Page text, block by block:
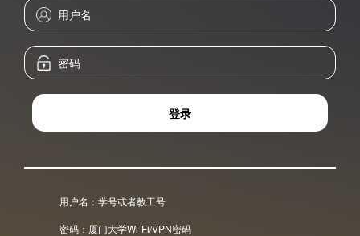
登录
用户名：学号或者教工号
密码：厦门大学Wi-Fi/VPN密码